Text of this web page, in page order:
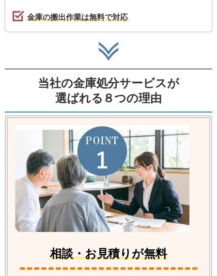
金庫の搬出作業は無料で対応
当社の金庫処分サービスが
選ばれる８つの理由
相談・お見積りが無料